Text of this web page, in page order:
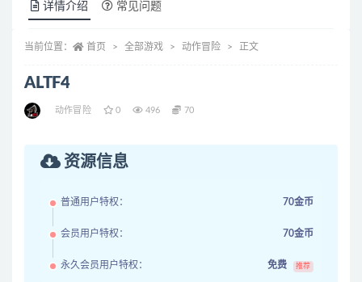
详情介绍 常见问题
当前位置： 首页 全部游戏 动作冒险 正文
ALTF4
动作冒险 0 496 70
资源信息
普通用户特权： 70金币
会员用户特权： 70金币
永久会员用户特权： 免费 推荐